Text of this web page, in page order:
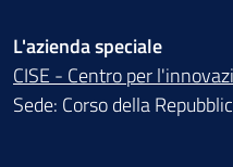
L'azienda speciale
CISE - Centro per
Sede: Corso della